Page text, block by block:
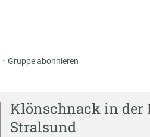
· Gruppe abonnieren
Klönschnack in
Stralsund